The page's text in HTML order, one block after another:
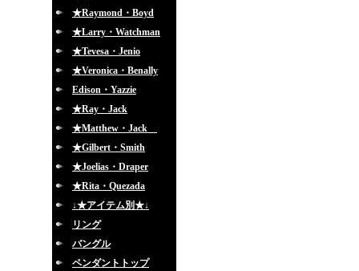
★Raymond・Boyd
★Larry・Watchman
★Tevesa・Jenio
★Veronica・Benally
Edison・Yazzie
★Ray・Jack
★Matthew・Jack
★Gilbert・Smith
★Joelias・Draper
★Rita・Quezada
↓★アイテム別★↓
リング
バングル
ペンダントトップ